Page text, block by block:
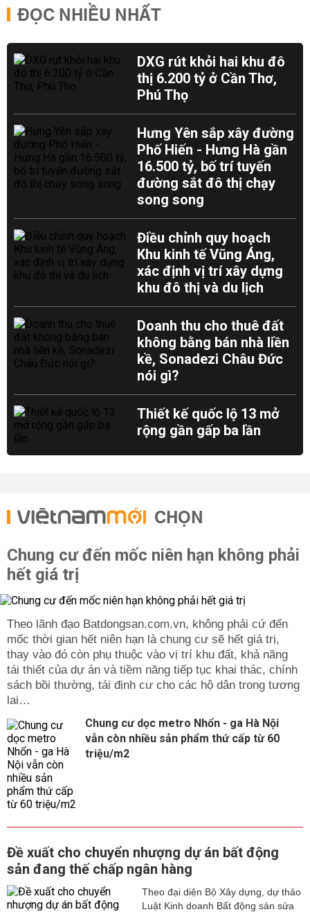
ĐỌC NHIỀU NHẤT
DXG rút khỏi hai khu đô
thị 6.200 tỷ ở Cần Thơ,
Phú Thọ
Hưng Yên sắp xây đường
Phố Hiến - Hưng Hà gần
16.500 tỷ, bố trí tuyến
đường sắt đô thị chạy
song song
Điều chỉnh quy hoạch
Khu kinh tế Vũng Áng,
xác định vị trí xây dựng
khu đô thị và du lịch
Doanh thu cho thuê đất
không bằng bán nhà liền
kề, Sonadezi Châu Đức
nói gì?
Thiết kế quốc lộ 13 mở
rộng gần gấp ba lần
CHỌN
Chung cư đến mốc niên hạn không phải
hết giá trị
Theo lãnh đạo Batdongsan.com.vn, không phải cứ đến
mốc thời gian hết niên hạn là chung cư sẽ hết giá trị,
thay vào đó còn phụ thuộc vào vị trí khu đất, khả năng
tái thiết của dự án và tiềm năng tiếp tục khai thác, chính
sách bồi thường, tái định cư cho các hộ dân trong tương
lai…
Chung cư dọc metro Nhổn - ga Hà Nội
vẫn còn nhiều sản phẩm thứ cấp từ 60
triệu/m2
Đề xuất cho chuyển nhượng dự án bất động
sản đang thế chấp ngân hàng
Theo đại diện Bộ Xây dựng, dự thảo
Luật Kinh doanh Bất động sản sửa